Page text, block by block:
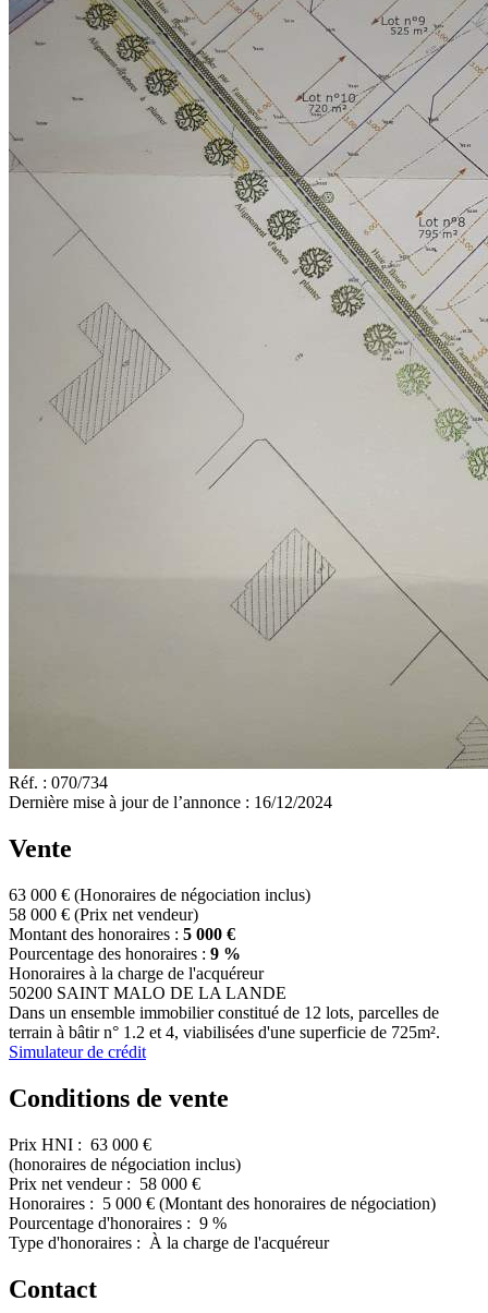
Réf. : 070/734
Dernière mise à jour de l’annonce : 16/12/2024
Vente
63 000 € (Honoraires de négociation inclus)
58 000 € (Prix net vendeur)
Montant des honoraires : 5 000 €
Pourcentage des honoraires : 9 %
Honoraires à la charge de l'acquéreur
50200 SAINT MALO DE LA LANDE
Dans un ensemble immobilier constitué de 12 lots, parcelles de
terrain à bâtir n° 1.2 et 4, viabilisées d'une superficie de 725m².
Simulateur de crédit
Conditions de vente
Prix HNI : 63 000 €
(honoraires de négociation inclus)
Prix net vendeur : 58 000 €
Honoraires : 5 000 € (Montant des honoraires de négociation)
Pourcentage d'honoraires : 9 %
Type d'honoraires : À la charge de l'acquéreur
Contact